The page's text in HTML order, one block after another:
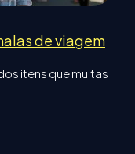
de viagem
itens que muitas